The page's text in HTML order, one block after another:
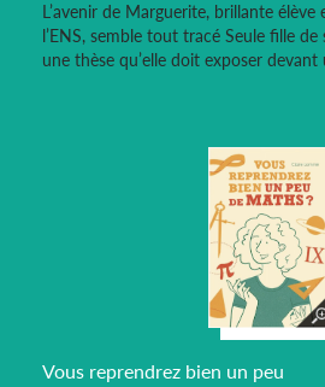
L’avenir de Marguerite, brillante
l’ENS, semble tout tracé Seule fille
une thèse qu’elle doit exposer devant
Vous reprendrez bien un peu